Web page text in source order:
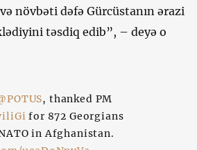
növbəti dəfə Gürcüstanın ərazi
təsdiq edib”, – deyə o
, thanked PM
for 872 Georgians
in Afghanistan.